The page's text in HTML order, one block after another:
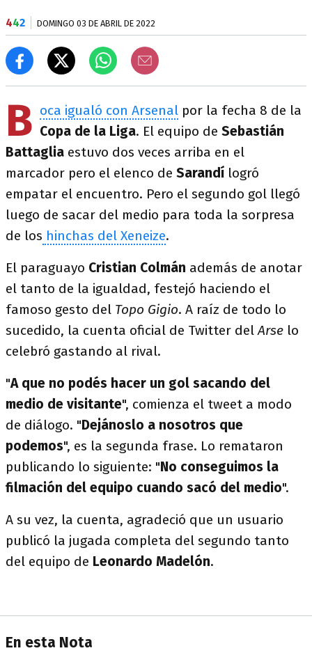
442 DOMINGO 03 DE ABRIL DE 2022
B oca igualó con Arsenal por la fecha 8 de la
Copa de la Liga. El equipo de Sebastián
Battaglia estuvo dos veces arriba en el
marcador pero el elenco de Sarandí logró
empatar el encuentro. Pero el segundo gol llegó
luego de sacar del medio para toda la sorpresa
de los hinchas del Xeneize.
El paraguayo Cristian Colmán además de anotar
el tanto de la igualdad, festejó haciendo el
famoso gesto del Topo Gigio. A raíz de todo lo
sucedido, la cuenta oficial de Twitter delArse lo
celebró gastando al rival.
"A que no podés hacer un gol sacando del
medio de visitante", comienza el tweet a modo
de diálogo. "Dejánoslo a nosotros que
podemos", es la segunda frase. Lo remataron
publicando lo siguiente: "No conseguimos la
filmación del equipo cuando sacó del medio".
​A su vez, la cuenta, agradeció que un usuario
publicó la jugada completa del segundo tanto
del equipo de Leonardo Madelón.
En esta Nota